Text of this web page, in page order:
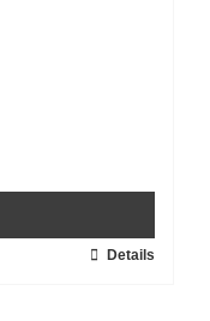
Details